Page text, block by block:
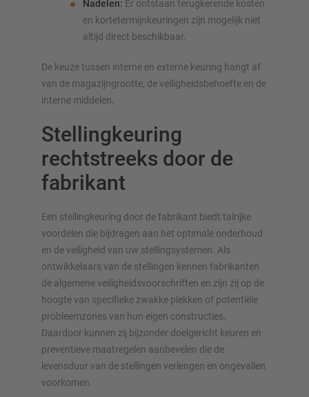
Nadelen: Er ontstaan terugkerende kosten
en kortetermijnkeuringen zijn mogelijk niet
altijd direct beschikbaar.
De keuze tussen interne en externe keuring hangt af
van de magazijngrootte, de veiligheidsbehoefte en de
interne middelen.
Stellingkeuring
rechtstreeks door de
fabrikant
Een stellingkeuring door de fabrikant biedt talrijke
voordelen die bijdragen aan het optimale onderhoud
en de veiligheid van uw stelling­systemen. Als
ontwikkelaars van de stellingen kennen fabrikanten
de algemene veiligheidsvoorschriften en zijn zij op de
hoogte van specifieke zwakke plekken of potentiële
probleemzones van hun eigen constructies.
Daardoor kunnen zij bijzonder doelgericht keuren en
preventieve maatregelen aanbevelen die de
levensduur van de stellingen verlengen en ongevallen
voorkomen.